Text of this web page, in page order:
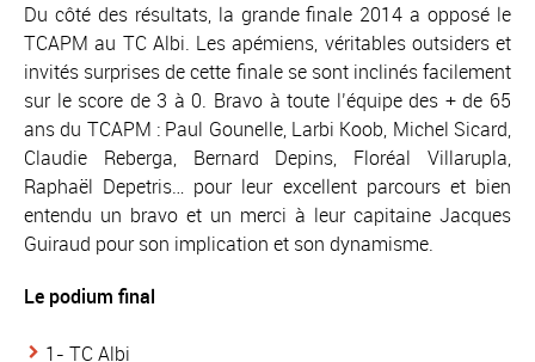
Du côté des résultats, la grande finale 2014 a opposé le
TCAPM au TC Albi. Les apémiens, véritables outsiders et
invités surprises de cette finale se sont inclinés facilement
sur le score de 3 à 0. Bravo à toute l’équipe des + de 65
ans du TCAPM : Paul Gounelle, Larbi Koob, Michel Sicard,
Claudie Reberga, Bernard Depins, Floréal Villarupla,
Raphaël Depetris… pour leur excellent parcours et bien
entendu un bravo et un merci à leur capitaine Jacques
Guiraud pour son implication et son dynamisme.
Le podium final
1- TC Albi